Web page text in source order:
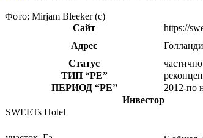
Фото: Mirjam Bleeker (с)
Сайт
https://
Адрес
Статус
ТИП “РЕ”
ПЕРИОД “РЕ”
2012-по
Инвестор
SWEETs Hotel